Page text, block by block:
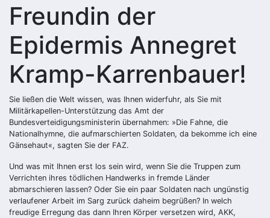
Freundin der
Epidermis Annegret
Kramp-Karrenbauer!
Sie ließen die Welt wissen, was Ihnen widerfuhr, als Sie mit
Militärkapellen-Unterstützung das Amt der
Bundesverteidigungsministerin übernahmen: »Die Fahne, die
Nationalhymne, die aufmarschierten Soldaten, da bekomme ich eine
Gänsehaut«, sagten Sie der FAZ.
Und was mit Ihnen erst los sein wird, wenn Sie die Truppen zum
Verrichten ihres tödlichen Handwerks in fremde Länder
abmarschieren lassen? Oder Sie ein paar Soldaten nach ungünstig
verlaufener Arbeit im Sarg zurück daheim begrüßen? In welch
freudige Erregung das dann Ihren Körper versetzen wird, AKK,